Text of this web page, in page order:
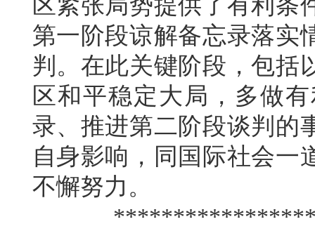
区紧张局势提供了有利条
第一阶段谅解备忘录落实
判。在此关键阶段，包括
区和平稳定大局，多做
录、推进第二阶段谈判的
自身影响，同国际社会一
不懈努力。